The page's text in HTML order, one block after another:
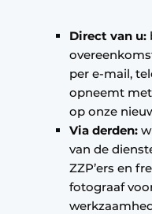
Direct van u:
per e-mail,
opneemt
op onze
Via derden:
van de
ZZP’ers en
fotograaf